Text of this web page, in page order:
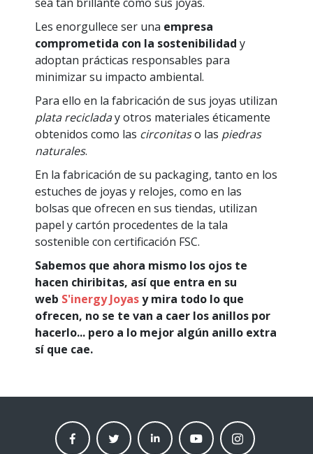
Les enorgullece ser una empresa
comprometida con la sostenibilidad y
adoptan prácticas responsables para
minimizar su impacto ambiental.
Para ello en la fabricación de sus joyas utilizan
plata recicladay otros materiales éticamente
obtenidos como las circonitaso las piedras
naturales.
En la fabricación de su packaging, tanto en los
estuches de joyas y relojes, como en las
bolsas que ofrecen en sus tiendas, utilizan
papel y cartón procedentes de la tala
sostenible con certificación FSC.
Sabemos que ahora mismo los ojos te
hacen chiribitas, así que entra en su
web S'inergy Joyasy mira todo lo que
ofrecen, no se te van a caer los anillos por
hacerlo... pero a lo mejor algún anillo extra
sí que cae.
facebook
moneder
twitter
moneder
linkedin
moneder
Youtube
moneder
instagram
moneder